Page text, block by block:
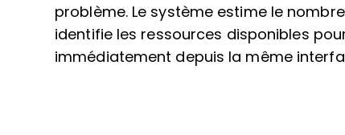
problème. Le système estime le
identifie les ressources disponibles
immédiatement depuis la même